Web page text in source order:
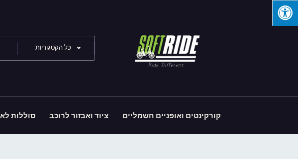
כל הקטגוריות
קורקינטים ואופניים חשמליים ציוד ואבזור לרוכב סוללות